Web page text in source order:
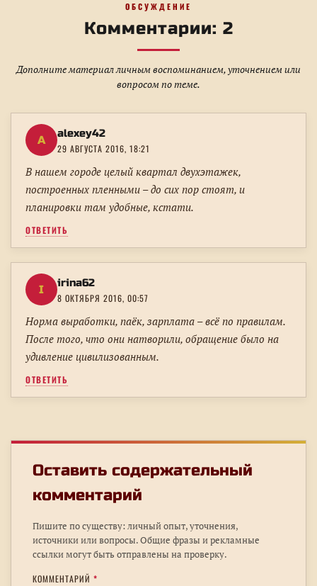
ОБСУЖДЕНИЕ
Комментарии: 2
Дополните материал личным воспоминанием, уточнением или
вопросом по теме.
A alexey42
29 АВГУСТА 2016, 18:21
В нашем городе целый квартал двухэтажек,
построенных пленными – до сих пор стоят, и
планировки там удобные, кстати.
ОТВЕТИТЬ
I irina62
8 ОКТЯБРЯ 2016, 00:57
Норма выработки, паёк, зарплата – всё по правилам.
После того, что они натворили, обращение было на
удивление цивилизованным.
ОТВЕТИТЬ
Оставить содержательный
комментарий
Пишите по существу: личный опыт, уточнения,
источники или вопросы. Общие фразы и рекламные
ссылки могут быть отправлены на проверку.
КОММЕНТАРИЙ *